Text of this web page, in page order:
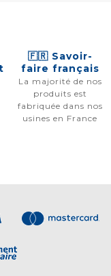
🇫🇷 Savoir-
faire français
La majorité de nos
produits est
fabriquée dans nos
usines en France